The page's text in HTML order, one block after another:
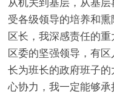
从机关到基层，从基
受各级领导的培养和
区长，我深感责任的
区委的坚强领导，有
长为班长的政府班子
心协力，我一定能够